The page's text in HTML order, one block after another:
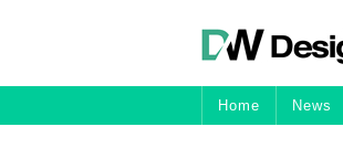
Home News